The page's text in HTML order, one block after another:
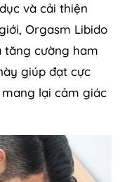
và cải thiện
Orgasm Libido
tăng cường ham
giúp đạt cực
lại cảm giác